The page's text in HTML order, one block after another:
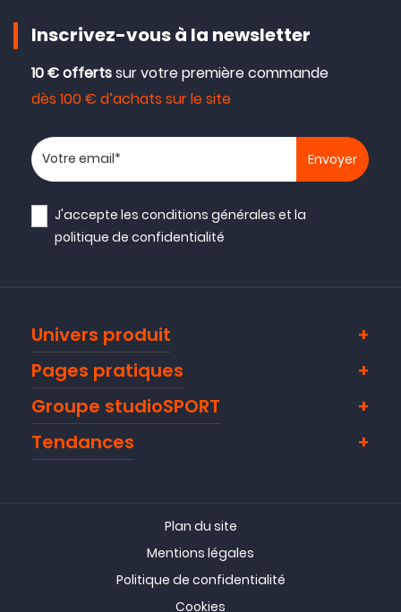
Inscrivez-vous à la newsletter
10 € offertssur votre première commande
dès 100 € d’achats sur le site
Votre adresse email
J'accepte lesconditions générales et la
politique de confidentialité
Univers produit
Pages pratiques
Groupe studioSPORT
Tendances
Plan du site
Mentions légales
Politique de confidentialité
Cookies